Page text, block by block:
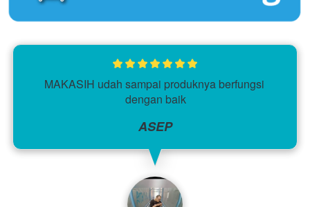
MAKASIH udah sampai produknya berfungsi
dengan baik
ASEP